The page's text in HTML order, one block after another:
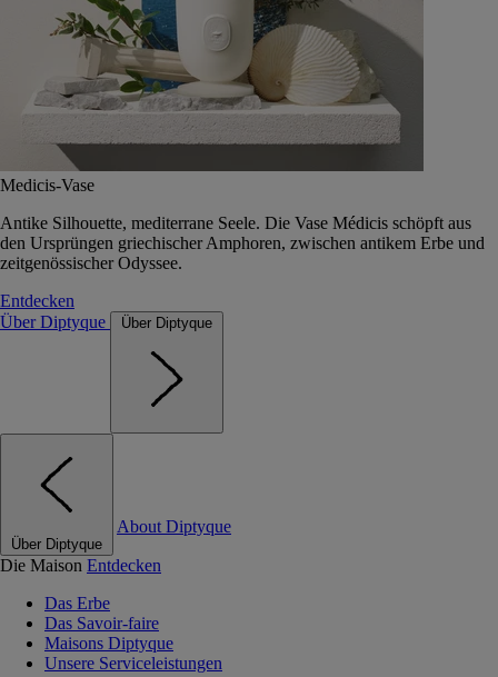
Medicis-Vase
Antike Silhouette, mediterrane Seele. Die Vase Médicis schöpft aus
den Ursprüngen griechischer Amphoren, zwischen antikem Erbe und
zeitgenössischer Odyssee.
Entdecken
Über Diptyque
Über Diptyque
Über Diptyque
About Diptyque
Die Maison Entdecken
Das Erbe
Das Savoir-faire
Maisons Diptyque
Unsere Serviceleistungen